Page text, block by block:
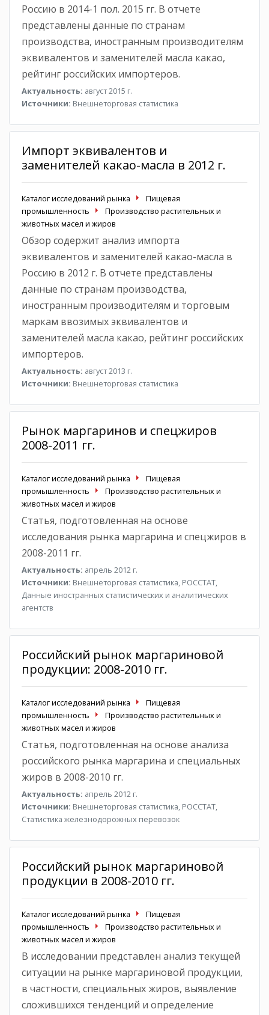
Россию в 2014-1 пол. 2015 гг. В отчете
представлены данные по странам
производства, иностранным производителям
эквивалентов и заменителей масла какао,
рейтинг российских импортеров.
Актуальность: август 2015 г.
Источники: Внешнеторговая статистика
Импорт эквивалентов и
заменителей какао-масла в 2012 г.
Каталог исследований рынка
Пищевая
промышленность
Производство растительных и
животных масел и жиров
Обзор содержит анализ импорта
эквивалентов и заменителей какао-масла в
Россию в 2012 г. В отчете представлены
данные по странам производства,
иностранным производителям и торговым
маркам ввозимых эквивалентов и
заменителей масла какао, рейтинг российских
импортеров.
Актуальность: август 2013 г.
Источники: Внешнеторговая статистика
Рынок маргаринов и спецжиров
2008-2011 гг.
Каталог исследований рынка
Пищевая
промышленность
Производство растительных и
животных масел и жиров
Статья, подготовленная на основе
исследования рынка маргарина и спецжиров в
2008-2011 гг.
Актуальность: апрель 2012 г.
Источники: Внешнеторговая статистика, РОССТАТ,
Данные иностранных статистических и аналитических
агентств
Российский рынок маргариновой
продукции: 2008-2010 гг.
Каталог исследований рынка
Пищевая
промышленность
Производство растительных и
животных масел и жиров
Статья, подготовленная на основе анализа
российского рынка маргарина и специальных
жиров в 2008-2010 гг.
Актуальность: апрель 2012 г.
Источники: Внешнеторговая статистика, РОССТАТ,
Статистика железнодорожных перевозок
Российский рынок маргариновой
продукции в 2008-2010 гг.
Каталог исследований рынка
Пищевая
промышленность
Производство растительных и
животных масел и жиров
В исследовании представлен анализ текущей
ситуации на рынке маргариновой продукции,
в частности, специальных жиров, выявление
сложившихся тенденций и определение